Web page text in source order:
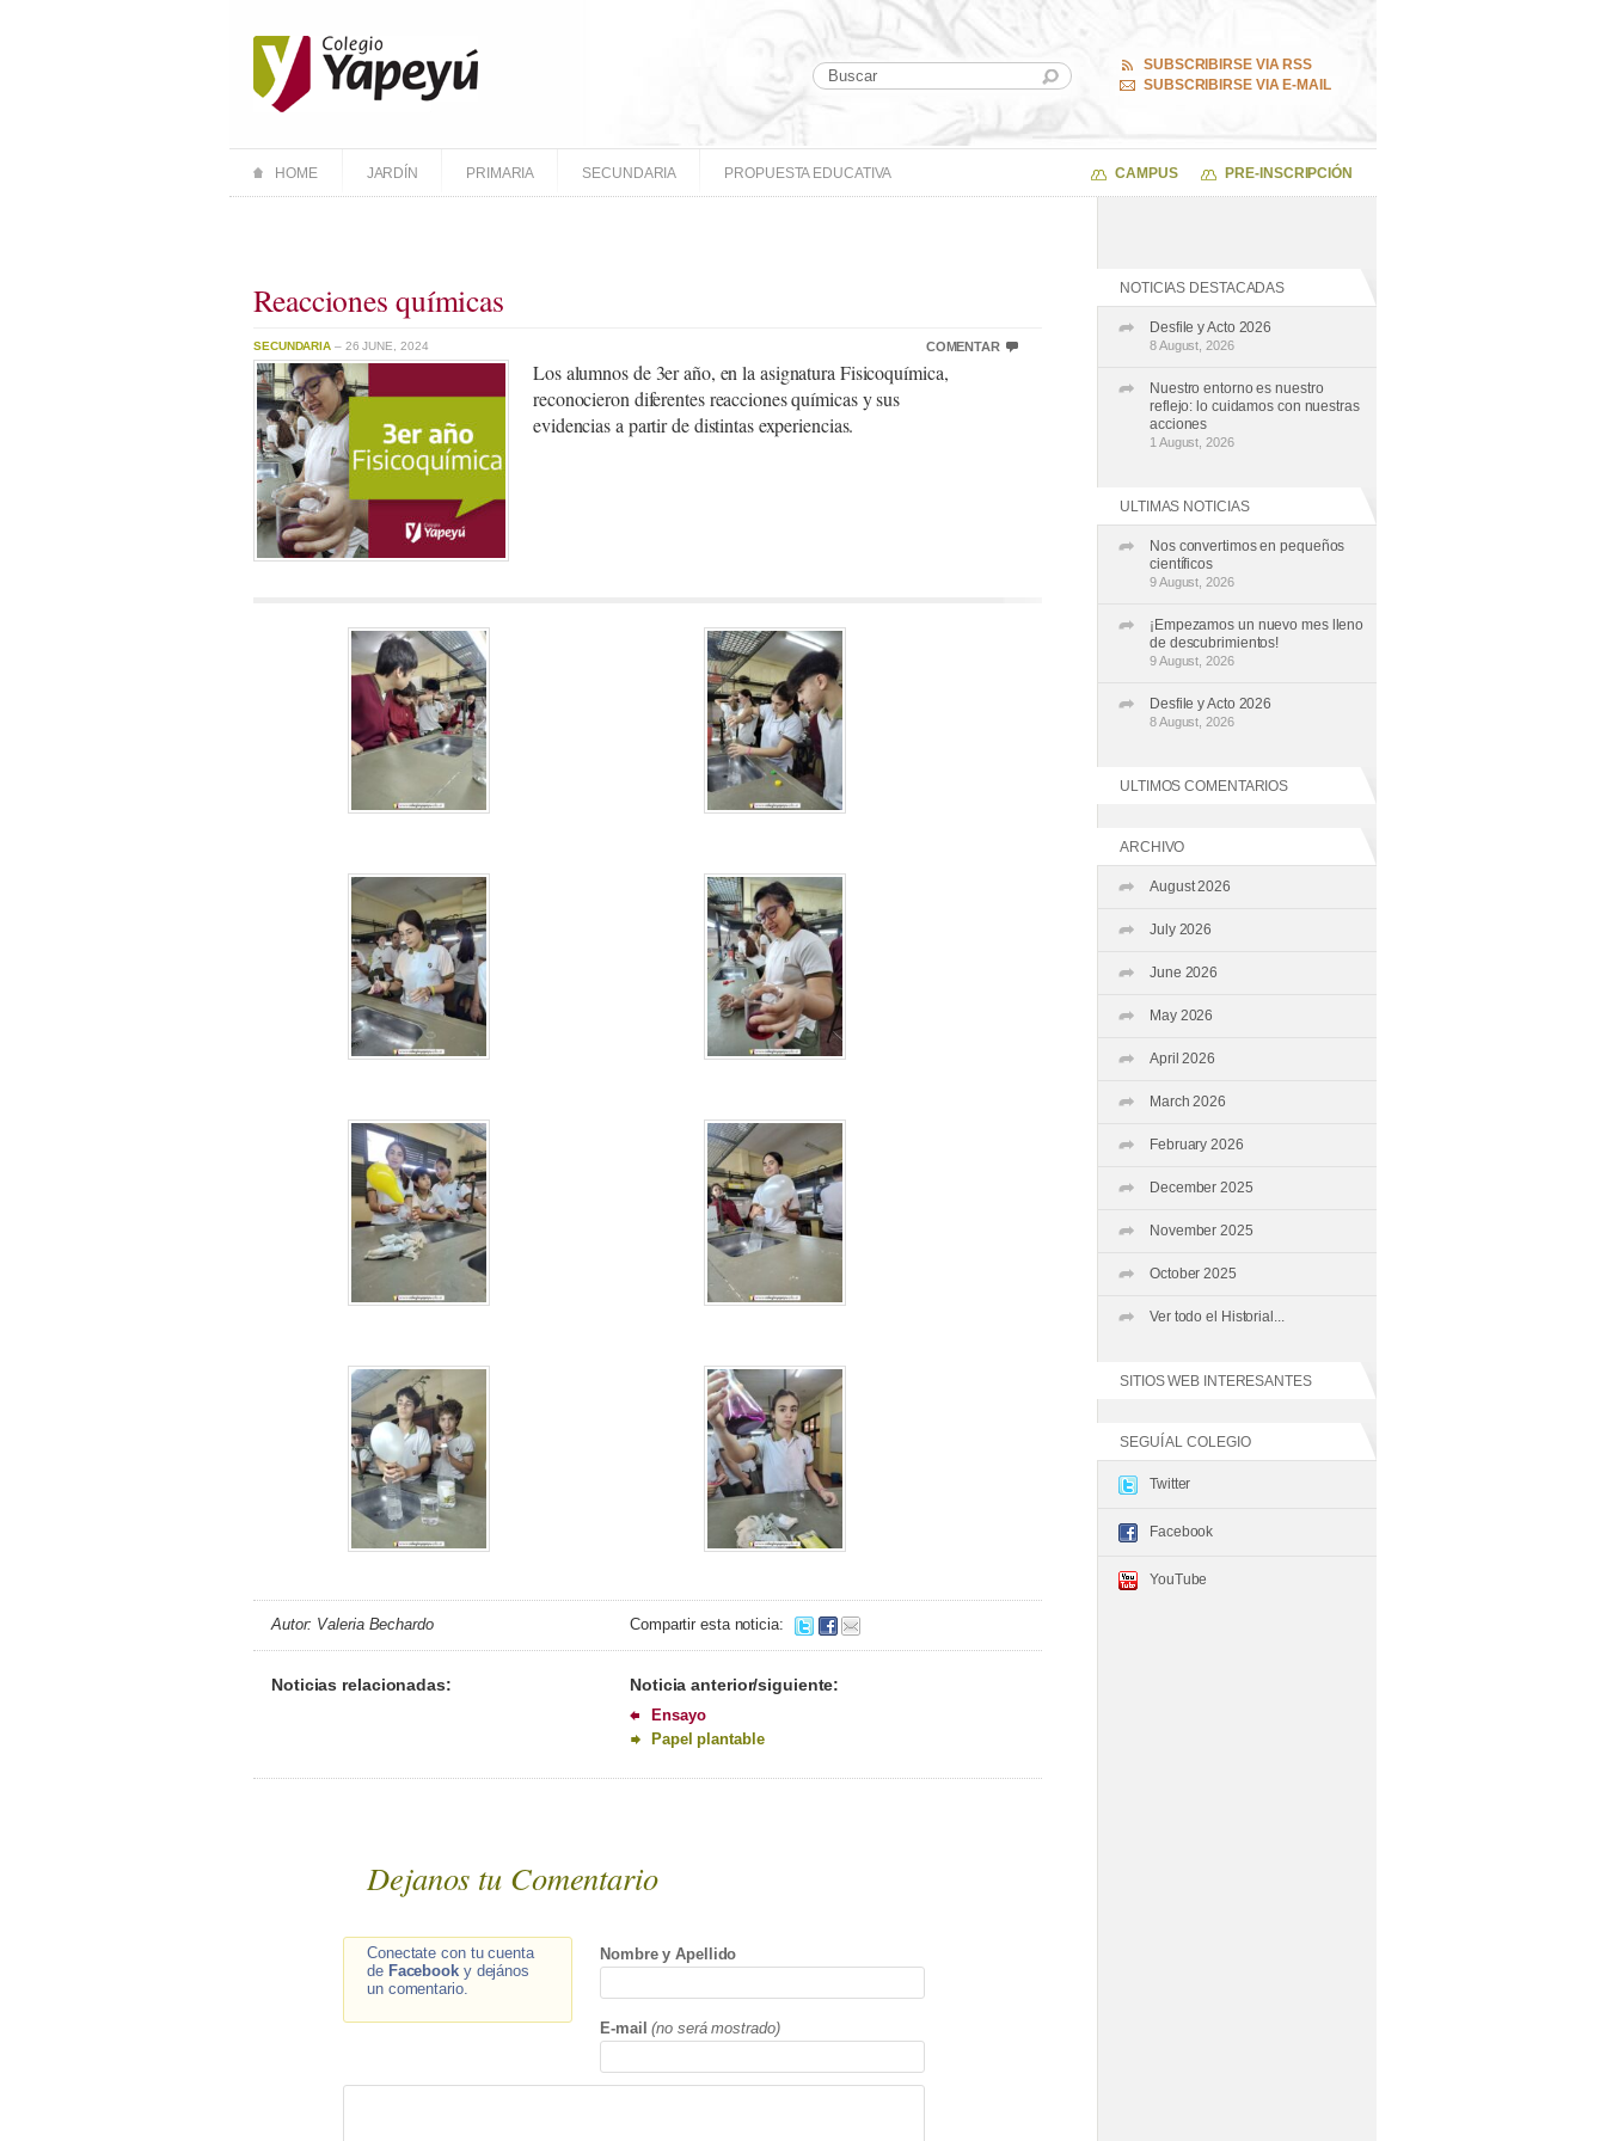
SUBSCRIBIRSE VIA RSS
SUBSCRIBIRSE VIA E-MAIL
HOME JARDÍN PRIMARIA SECUNDARIA PROPUESTA EDUCATIVA CAMPUS PRE-INSCRIPCIÓN
Reacciones químicas
SECUNDARIA – 26 JUNE, 2024 COMENTAR
Los alumnos de 3er año, en la asignatura Fisicoquímica,
reconocieron diferentes reacciones químicas y sus
evidencias a partir de distintas experiencias.
Autor: Valeria Bechardo Compartir esta noticia:
Noticias relacionadas: Noticia anterior/siguiente:
Ensayo
Papel plantable
Dejanos tu Comentario
Conectate con tu cuenta
de Facebooky dejános
un comentario.
Nombre y Apellido
E-mail (no será mostrado)
NOTICIAS DESTACADAS
Desfile y Acto 2026
8 August, 2026
Nuestro entorno es nuestro
reflejo: lo cuidamos con nuestras
acciones
1 August, 2026
ULTIMAS NOTICIAS
Nos convertimos en pequeños
científicos
9 August, 2026
¡Empezamos un nuevo mes lleno
de descubrimientos!
9 August, 2026
Desfile y Acto 2026
8 August, 2026
ULTIMOS COMENTARIOS
ARCHIVO
August 2026
July 2026
June 2026
May 2026
April 2026
March 2026
February 2026
December 2025
November 2025
October 2025
Ver todo el Historial...
SITIOS WEB INTERESANTES
SEGUÍ AL COLEGIO
Twitter
Facebook
YouTube